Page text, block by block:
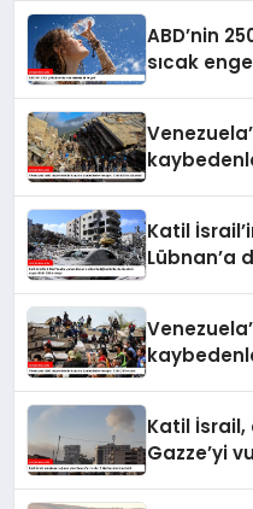
ABD’nin
sıcak
Katil
Lübnan’a
Katil
Gazze’yi